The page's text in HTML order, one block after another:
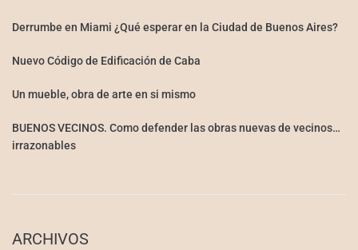
Derrumbe en Miami ¿Qué esperar en la Ciudad de Buenos Aires?
Nuevo Código de Edificación de Caba
Un mueble, obra de arte en si mismo
BUENOS VECINOS. Como defender las obras nuevas de vecinos…
irrazonables
ARCHIVOS